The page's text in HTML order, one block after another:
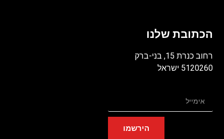
הכתובת שלנו
רחוב כנרת 15, בני-ברק
5120260 ישראל
הירשמו